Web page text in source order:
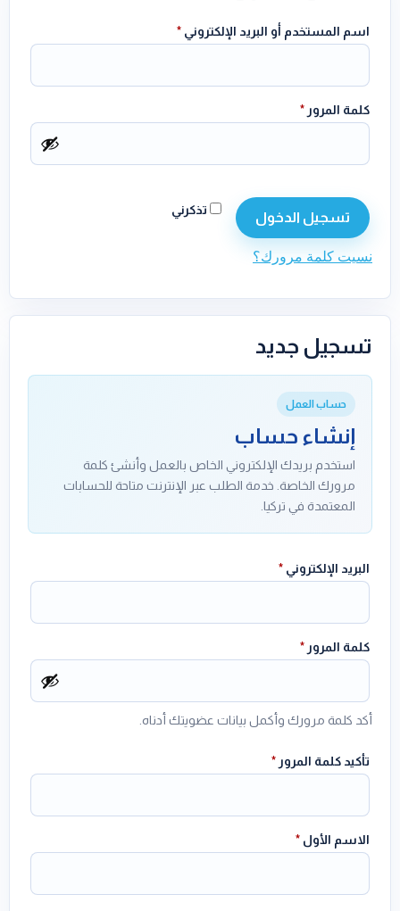
اسم المستخدم أو البريد الإلكتروني *
كلمة المرور *
تذكرني تسجيل الدخول
نسيت كلمة مرورك؟
تسجيل جديد
حساب العمل
إنشاء حساب
استخدم بريدك الإلكتروني الخاص بالعمل وأنشئ كلمة
مرورك الخاصة. خدمة الطلب عبر الإنترنت متاحة للحسابات
المعتمدة في تركيا.
البريد الإلكتروني *
كلمة المرور *
أكد كلمة مرورك وأكمل بيانات عضويتك أدناه.
تأكيد كلمة المرور *
الاسم الأول *